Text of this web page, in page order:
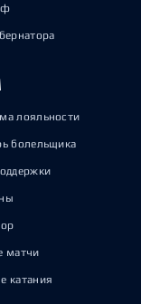
лояльности
болельщика
матчи
катания